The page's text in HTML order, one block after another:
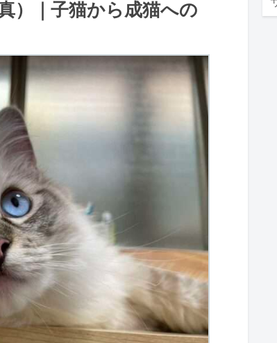
）｜子猫から成猫への